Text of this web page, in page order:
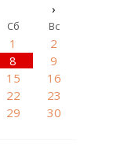
›
Сб Вс
1
2
8
9
15
16
22
23
29
30